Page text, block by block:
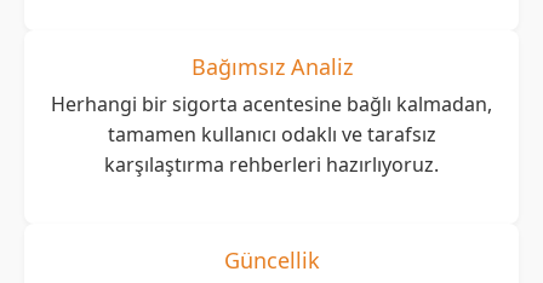
Bağımsız Analiz
Herhangi bir sigorta acentesine bağlı kalmadan,
tamamen kullanıcı odaklı ve tarafsız
karşılaştırma rehberleri hazırlıyoruz.
Güncellik